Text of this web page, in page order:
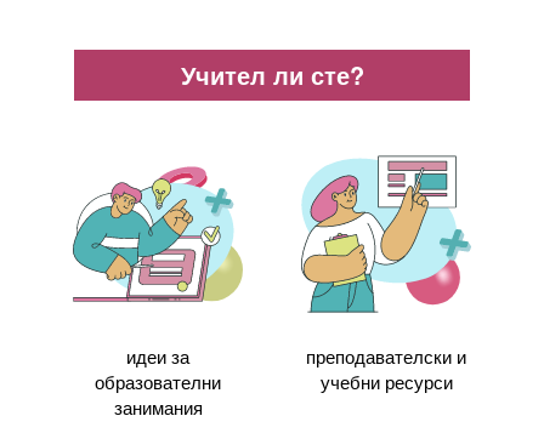
Учител ли сте?
идеи за
образователни
занимания
преподавателски и
учебни ресурси